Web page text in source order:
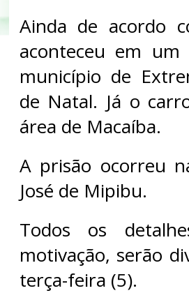
Ainda de acordo
aconteceu em
município de
de Natal. Já o
área de Macaíba.
A prisão ocorreu
José de Mipibu.
Todos os
motivação, serão
terça-feira (5).